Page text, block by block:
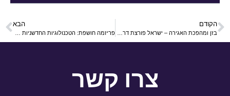
הקודם הבא
צרו קשר